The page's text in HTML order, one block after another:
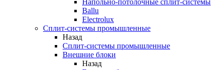
Напольно-потолочные сплит-системы
Ballu
Electrolux
Сплит-системы промышленные
Назад
Сплит-системы промышленные
Внешние блоки
Назад